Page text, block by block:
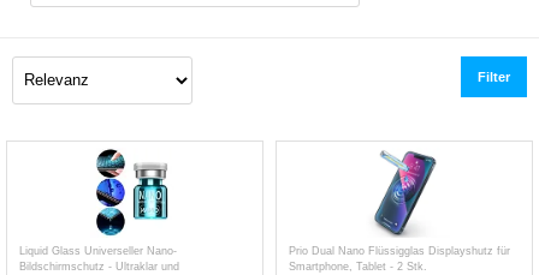
Filter
Liquid Glass Universeller Nano-
Bildschirmschutz - Ultraklar und
Prio Dual Nano Flüssigglas Displayshutz für
Smartphone, Tablet - 2 Stk.